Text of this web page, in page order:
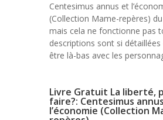
Centesimus annus et
(Collection Mame-repères)
mais cela ne fonctionne pas
descriptions sont si détaillées
être là-bas avec les
Livre Gratuit La liberté,
faire?: Centesimus
l’économie (Collection